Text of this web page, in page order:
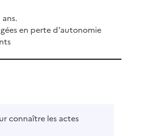
en perte d'autonomie
connaître les actes